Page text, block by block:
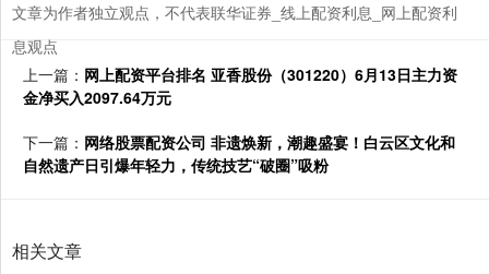
文章为作者独立观点，不代表联华证券_线上配资利息_网上配资利
息观点
上一篇： 网上配资平台排名 亚香股份（301220）6月13日主力资
金净买入2097.64万元
下一篇： 网络股票配资公司 非遗焕新，潮趣盛宴！白云区文化和
自然遗产日引爆年轻力，传统技艺“破圈”吸粉
相关文章